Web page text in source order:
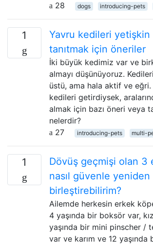
28
dogs introducing-pets
1
Yavru kedileri yetişkin
tanıtmak için öneriler
İki büyük kedimiz var ve
almayı düşünüyoruz.
üstü, ama hala aktif ve eğri.
kedileri getirdiysek,
almak için bazı öneri veya
nelerdir?
27
introducing-pets multi-
1
Dövüş geçmişi olan 3
nasıl güvenle yeniden
birleştirebilirim?
Ailemde herkesin erkek
4 yaşında bir boksör var,
yaşında bir mini pinscher /
var ve karım ve 12 yaşında